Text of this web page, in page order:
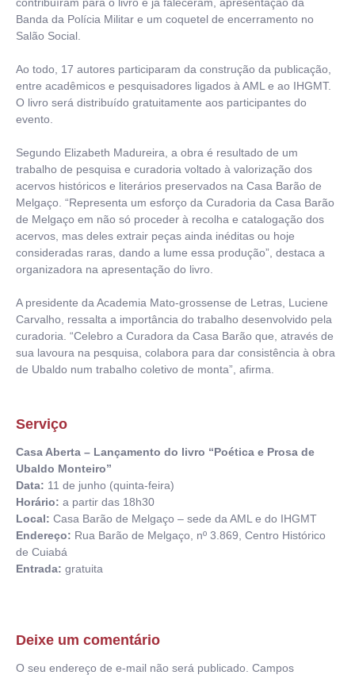
Banda da Polícia Militar e um coquetel de encerramento no
Salão Social.
Ao todo, 17 autores participaram da construção da publicação,
entre acadêmicos e pesquisadores ligados à AML e ao IHGMT.
O livro será distribuído gratuitamente aos participantes do
evento.
Segundo Elizabeth Madureira, a obra é resultado de um
trabalho de pesquisa e curadoria voltado à valorização dos
acervos históricos e literários preservados na Casa Barão de
Melgaço. “Representa um esforço da Curadoria da Casa Barão
de Melgaço em não só proceder à recolha e catalogação dos
acervos, mas deles extrair peças ainda inéditas ou hoje
consideradas raras, dando a lume essa produção”, destaca a
organizadora na apresentação do livro.
A presidente da Academia Mato-grossense de Letras, Luciene
Carvalho, ressalta a importância do trabalho desenvolvido pela
curadoria. “Celebro a Curadora da Casa Barão que, através de
sua lavoura na pesquisa, colabora para dar consistência à obra
de Ubaldo num trabalho coletivo de monta”, afirma.
Serviço
Casa Aberta – Lançamento do livro “Poética e Prosa de
Ubaldo Monteiro”
Data: 11 de junho (quinta-feira)
Horário: a partir das 18h30
Local: Casa Barão de Melgaço – sede da AML e do IHGMT
Endereço: Rua Barão de Melgaço, nº 3.869, Centro Histórico
de Cuiabá
Entrada: gratuita
Deixe um comentário
O seu endereço de e-mail não será publicado. Campos